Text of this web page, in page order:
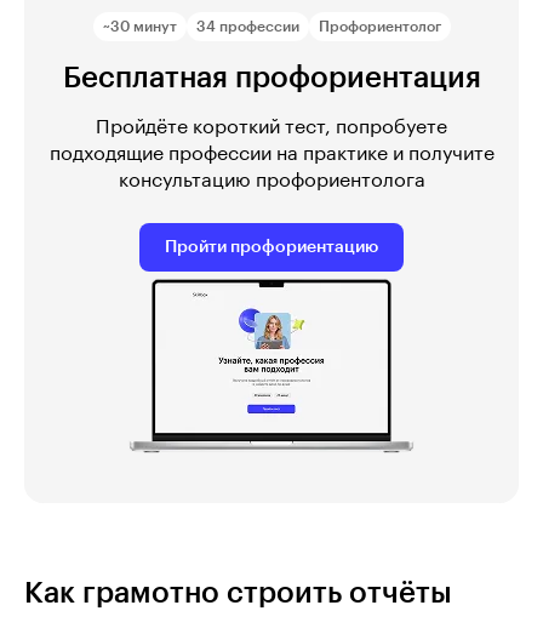
~30 минут 34 профессии Профориентолог
Бесплатная профориентация
Пройдёте короткий тест, попробуете
подходящие профессии на практике и получите
консультацию профориентолога
Пройти профориентацию
Как грамотно строить отчёты